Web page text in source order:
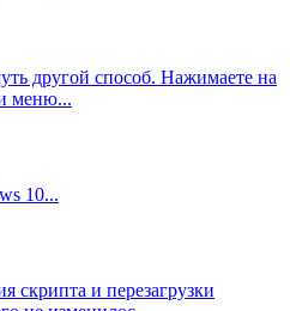
другой способ. Нажимаете на
меню...
10...
скрипта и перезагрузки